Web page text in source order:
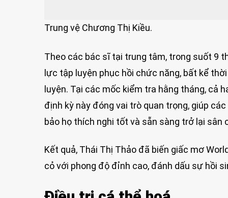
Trung vệ Chương Thị Kiều.
Theo các bác sĩ tại trung tâm, trong suốt 9
lực tập luyện phục hồi chức năng, bất kể
luyện. Tại các mốc kiểm tra hằng tháng, cả
định kỳ này đóng vai trò quan trọng, giúp
bảo họ thích nghi tốt và sẵn sàng trở lại sân
Kết quả, Thái Thị Thảo đã biến giấc mơ
cỏ với phong độ đỉnh cao, đánh dấu sự hồi